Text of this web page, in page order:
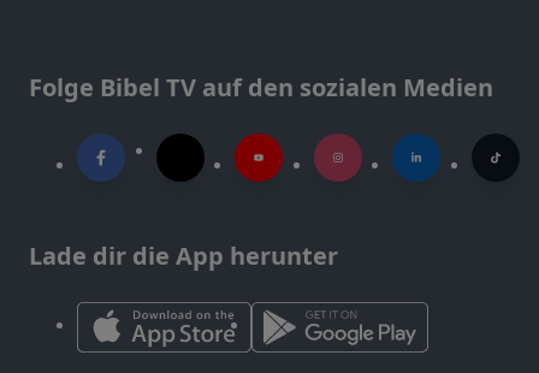
Folge Bibel TV auf den sozialen Medien
Lade dir die App herunter